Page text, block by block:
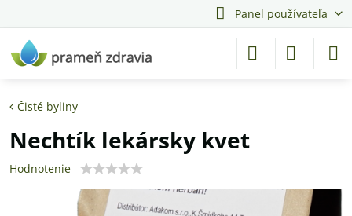
Panel používateľa
Čisté byliny
Nechtík lekársky kvet
Hodnotenie